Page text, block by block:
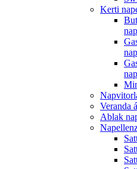
Kerti
Veranda
Ablak